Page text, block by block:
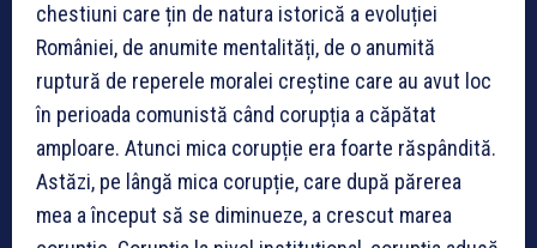
chestiuni care țin de natura istorică a evoluției
României, de anumite mentalități, de o anumită
ruptură de reperele moralei creștine care au avut loc
în perioada comunistă când corupția a căpătat
amploare. Atunci mica corupție era foarte răspândită.
Astăzi, pe lângă mica corupție, care după părerea
mea a început să se diminueze, a crescut marea